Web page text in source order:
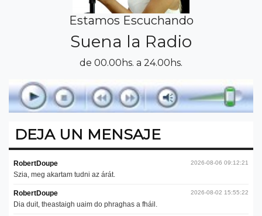
Estamos Escuchando
Suena la Radio
de 00.00hs. a 24.00hs.
DEJA UN MENSAJE